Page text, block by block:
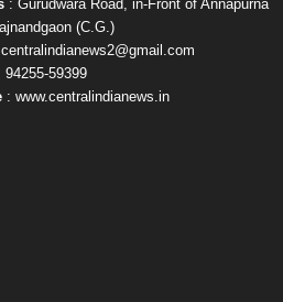
: Gurudwara Road, in-Front of Annapurna
(C.G.)
59399
: www.centralindianews.in